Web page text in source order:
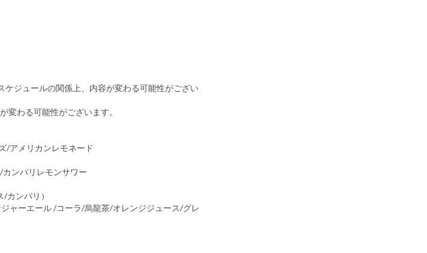
ジュールの関係上、内容が変わる可能性がござい
変わる可能性がございます。
/アメリカンレモネード
ンパリレモンサワー
カンパリ）
ャーエール /コーラ/烏龍茶/オレンジジュース/グレ